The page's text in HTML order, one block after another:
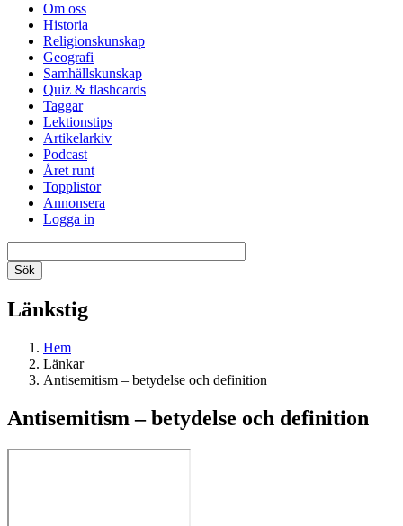
Om oss
Historia
Religionskunskap
Geografi
Samhällskunskap
Quiz & flashcards
Taggar
Lektionstips
Artikelarkiv
Podcast
Året runt
Topplistor
Annonsera
Logga in
Länkstig
Hem
Länkar
Antisemitism – betydelse och definition
Antisemitism – betydelse och definition